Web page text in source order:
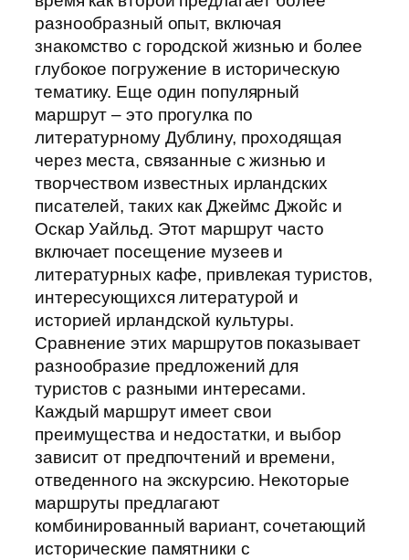
разнообразный опыт, включая
знакомство с городской жизнью и более
глубокое погружение в историческую
тематику. Еще один популярный
маршрут – это прогулка по
литературному Дублину, проходящая
через места, связанные с жизнью и
творчеством известных ирландских
писателей, таких как Джеймс Джойс и
Оскар Уайльд. Этот маршрут часто
включает посещение музеев и
литературных кафе, привлекая туристов,
интересующихся литературой и
историей ирландской культуры.
Сравнение этих маршрутов показывает
разнообразие предложений для
туристов с разными интересами.
Каждый маршрут имеет свои
преимущества и недостатки, и выбор
зависит от предпочтений и времени,
отведенного на экскурсию. Некоторые
маршруты предлагают
комбинированный вариант, сочетающий
исторические памятники с